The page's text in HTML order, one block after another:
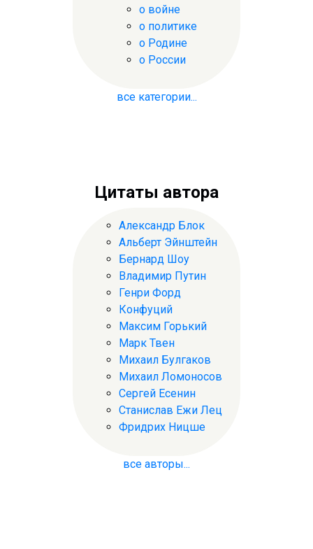
о войне
о политике
о Родине
о России
все категории...
Цитаты автора
Александр Блок
Альберт Эйнштейн
Бернард Шоу
Владимир Путин
Генри Форд
Конфуций
Максим Горький
Марк Твен
Михаил Булгаков
Михаил Ломоносов
Сергей Есенин
Станислав Ежи Лец
Фридрих Ницше
все авторы...